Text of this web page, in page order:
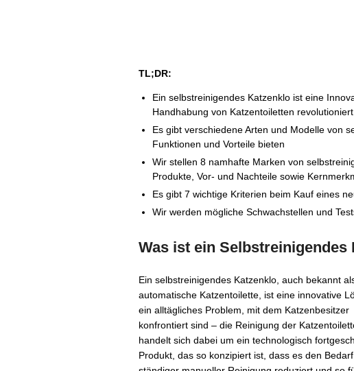
TL;DR:
Ein selbstreinigendes Katzenklo ist eine
Handhabung von Katzentoiletten revolutioniert
Es gibt verschiedene Arten und Modelle von
Funktionen und Vorteile bieten
Wir stellen 8 namhafte Marken von
Produkte, Vor- und Nachteile sowie
Es gibt 7 wichtige Kriterien beim Kauf eines
Wir werden mögliche Schwachstellen und
Was ist ein Selbstreinigendes
Ein selbstreinigendes Katzenklo, auch bekannt
automatische Katzentoilette, ist eine innovative
ein alltägliches Problem, mit dem Katzenbesitzer
konfrontiert sind – die Reinigung der
handelt sich dabei um ein technologisch
Produkt, das so konzipiert ist, dass es den